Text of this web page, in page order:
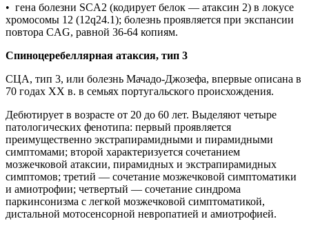
• гена болезни SCA2 (кодирует белок — атаксин 2) в локусе
хромосомы 12 (12q24.1); болезнь проявляется при экспансии
повтора CAG, равной 36-64 копиям.
Спиноцеребеллярная атаксия, тип 3
СЦА, тип 3, или болезнь Мачадо-Джозефа, впервые описана в
70 годах XX в. в семьях португальского происхождения.
Дебютирует в возрасте от 20 до 60 лет. Выделяют четыре
патологических фенотипа: первый проявляется
преимущественно экстрапирамидными и пирамидными
симптомами; второй характеризуется сочетанием
мозжечковой атаксии, пирамидных и экстрапирамидных
симптомов; третий — сочетание мозжечковой симптоматики
и амиотрофии; четвертый — сочетание синдрома
паркинсонизма с легкой мозжечковой симптоматикой,
дистальной мотосенсорной невропатией и амиотрофией.